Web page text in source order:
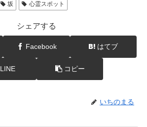
坂 心霊スポット
シェアする
Facebook はてブ
LINE コピー
いちのまる